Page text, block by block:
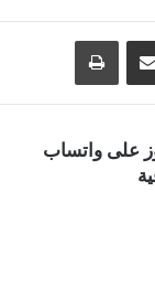
مشاركة عبر البريد
على واتساب